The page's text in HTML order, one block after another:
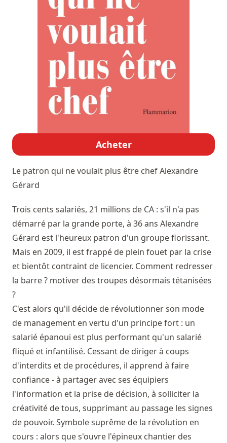
Acheter
Le patron qui ne voulait plus être chefAlexandre
Gérard
Trois cents salariés, 21 millions de CA : s'il n'a pas
démarré par la grande porte, à 36 ans Alexandre
Gérard est l'heureux patron d'un groupe florissant.
Mais en 2009, il est frappé de plein fouet par la crise
et bientôt contraint de licencier. Comment redresser
la barre ? motiver des troupes désormais tétanisées
?
C'est alors qu'il décide de révolutionner son mode
de management en vertu d'un principe fort : un
salarié épanoui est plus performant qu'un salarié
fliqué et infantilisé. Cessant de diriger à coups
d'interdits et de procédures, il apprend à faire
confiance - à partager avec ses équipiers
l'information et la prise de décision, à solliciter la
créativité de tous, supprimant au passage les signes
de pouvoir. Symbole suprême de la révolution en
cours : alors que s'ouvre l'épineux chantier des